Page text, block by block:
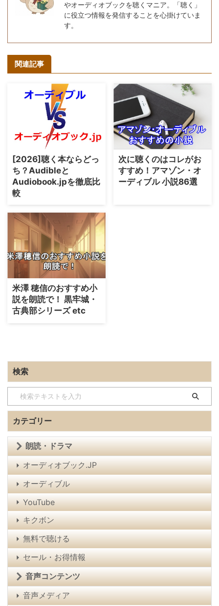
やオーディオブックを聴くマニア。「聴く」
に役立つ情報を発信することを心掛けていま
す。
関連記事
[2026]聴く本ならどっ
ち？Audibleと
Audiobook.jpを徹底比
較
次に聴くのはコレがお
すすめ！アマゾン・オ
ーディブル 小説86選
米澤 穂信のおすすめ小
説を朗読で！ 黒牢城・
古典部シリーズ etc
検索
カテゴリー
朗読・ドラマ
オーディオブック.JP
オーディブル
YouTube
キクボン
無料で聴ける
セール・お得情報
音声コンテンツ
音声メディア